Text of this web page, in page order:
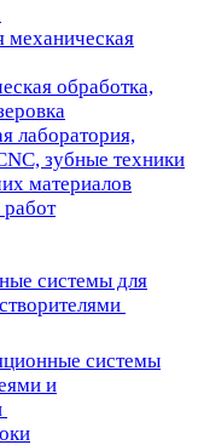
механическая
обработка,
лаборатория,
зубные техники
материалов
системы для
системы
и